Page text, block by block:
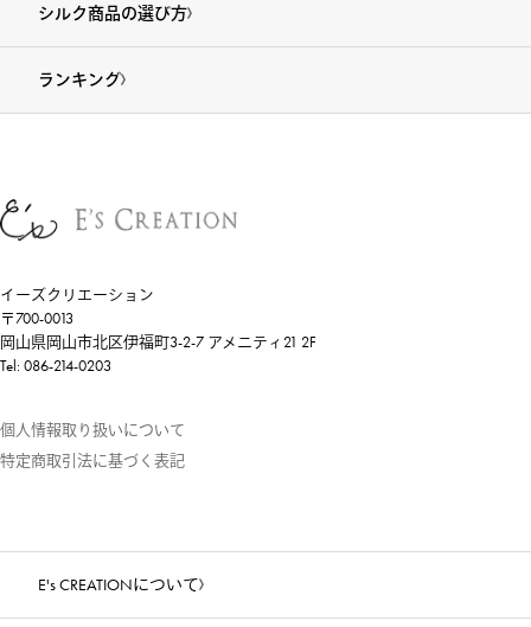
シルク商品の選び方
ランキング
イーズクリエーション
〒700-0013
岡山県岡山市北区伊福町3-2-7 アメニティ21 2F
Tel: 086-214-0203
個人情報取り扱いについて
特定商取引法に基づく表記
E's CREATIONについて